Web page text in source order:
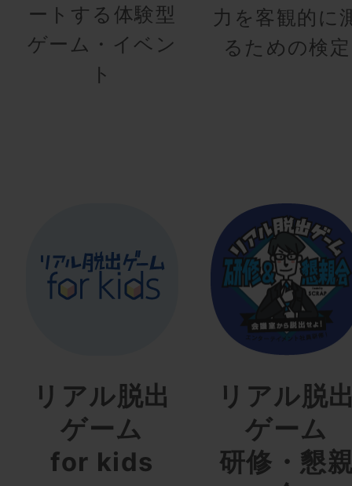
ートする体験型
ゲーム・イベン
ト
力を客観的に
るための検定
リアル脱出
ゲーム
for kids
リアル脱
ゲーム
研修・懇